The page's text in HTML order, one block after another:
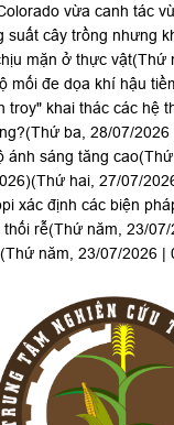
vừa canh tác
cây trồng nhưng
mặn ở thực vật(Thứ
mối đe dọa khí hậu
troy" khai thác các hệ
(Thứ ba, 28/07/2026
ánh sáng tăng cao
(Thứ hai, 27/07/
xác định các biện
thối rễ(Thứ năm, 23/
(Thứ năm, 23/07/2026 |